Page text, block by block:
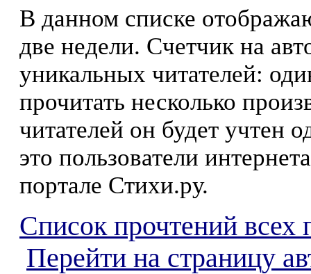
В данном списке
две недели. Счетчик на
уникальных читателей:
прочитать несколько
читателей он будет учтен
это пользователи
портале Стихи.ру.
Список прочтений всех
Перейти на страницу